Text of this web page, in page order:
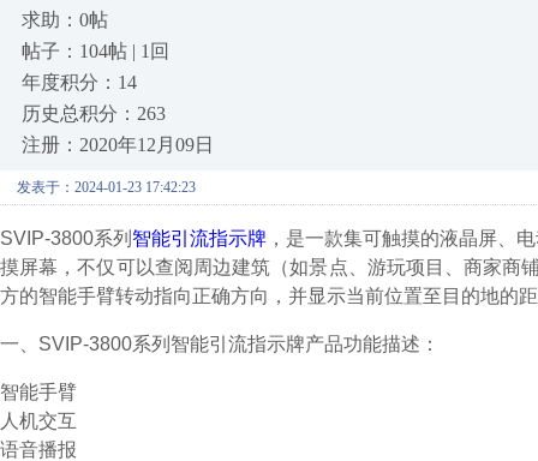
求助：0帖
帖子：104帖 | 1回
年度积分：14
历史总积分：263
注册：2020年12月09日
发表于：2024-01-23 17:42:23
SVIP-3800系列 智能引流指示牌 ，是一款集可触摸的液晶屏、
摸屏幕，不仅可以查阅周边建筑（如景点、游玩项目、商家商
方的智能手臂转动指向正确方向，并显示当前位置至目的地的
一、SVIP-3800系列智能引流指示牌产品功能描述：
智能手臂
人机交互
语音播报